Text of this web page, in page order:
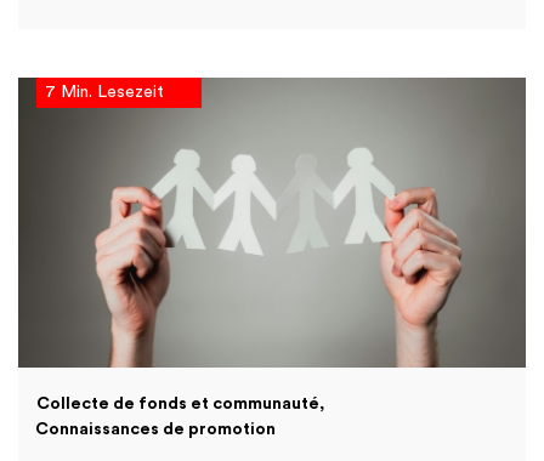
7 Min. Lesezeit
Collecte de fonds et communauté
Connaissances de promotion